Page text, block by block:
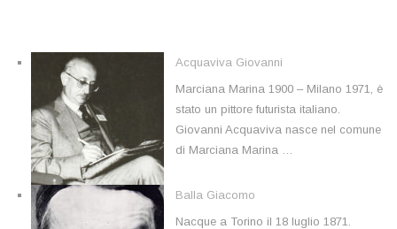
Acquaviva Giovanni
Marciana Marina 1900 – Milano 1971, è
stato un pittore futurista italiano.
Giovanni Acquaviva nasce nel comune
di Marciana Marina …
Balla Giacomo
Nacque a Torino il 18 luglio 1871.